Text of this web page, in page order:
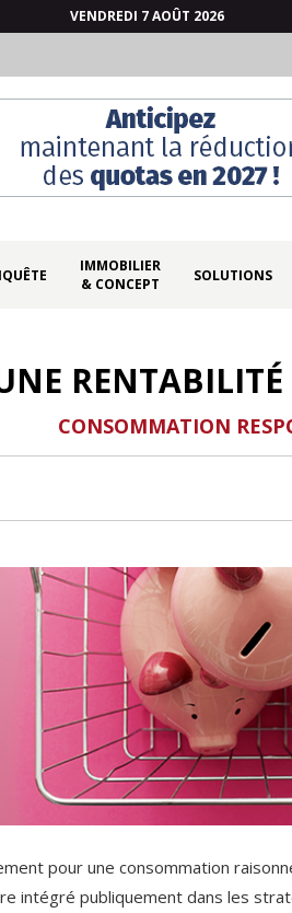
VENDREDI 7 AOÛT 2026
IMMOBILIER
& CONCEPT
SOLUTIONS
CONSOMMATION
pour une consommation
intégré publiquement dans les